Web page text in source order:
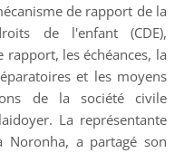
de rapport de la
de l'enfant (CDE),
les échéances, la
et les moyens
de la société civile
La représentante
Noronha, a partagé son